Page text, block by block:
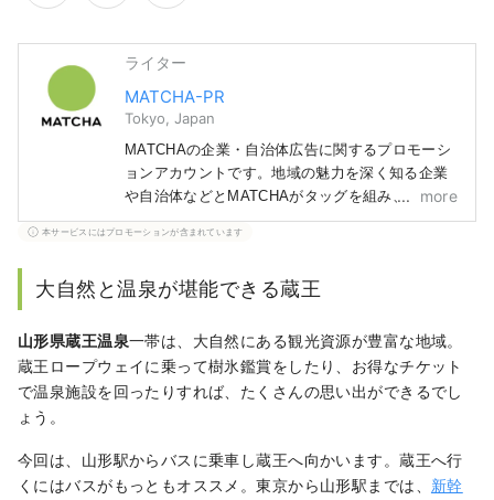
ライター
MATCHA-PR
Tokyo, Japan
MATCHAの企業・自治体広告に関するプロモーシ
ョンアカウントです。地域の魅力を深く知る企業
や自治体などとMATCHAがタッグを組み、読者の
みなさまにまだ知られていない日本の魅力をお届
けします！ 記事に関しては、紹介する地域の自
ます。
more
本サービスにはプロモーションが含まれています
大自然と温泉が堪能できる蔵王
山形県蔵王温泉一帯は、大自然にある観光資源が豊富な地域。
蔵王ロープウェイに乗って樹氷鑑賞をしたり、お得なチケット
で温泉施設を回ったりすれば、たくさんの思い出ができるでし
ょう。
今回は、山形駅からバスに乗車し蔵王へ向かいます。蔵王へ行
くにはバスがもっともオススメ。東京から山形駅までは、 新幹